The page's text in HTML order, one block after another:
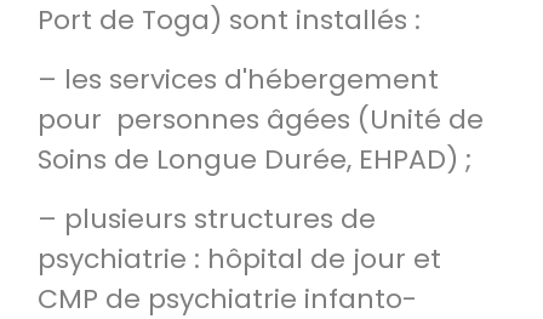
Port de Toga) sont installés :
– les services d'hébergement
pour personnes âgées (Unité de
Soins de Longue Durée, EHPAD) ;
– plusieurs structures de
psychiatrie : hôpital de jour et
CMP de psychiatrie infanto-